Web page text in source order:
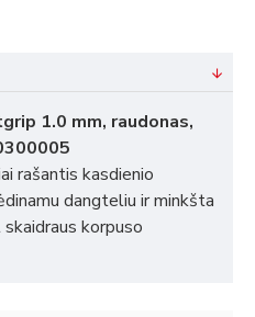
1.0 mm, raudonas,
rašantis kasdienio
dangteliu ir minkšta
korpuso